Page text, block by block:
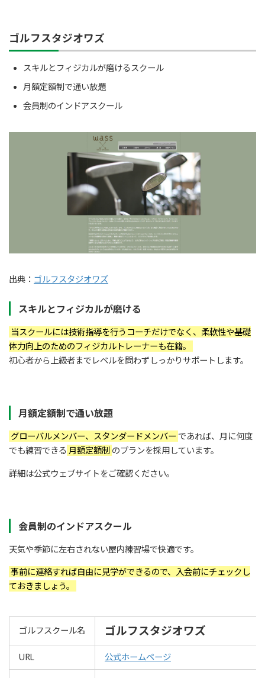
ゴルフスタジオワズ
スキルとフィジカルが磨けるスクール
月額定額制で通い放題
会員制のインドアスクール
出典： ゴルフスタジオワズ
スキルとフィジカルが磨ける
当スクールには技術指導を行うコーチだけでなく、柔軟性や基礎
体力向上のためのフィジカルトレーナーも在籍。
初心者から上級者までレベルを問わずしっかりサポートします。
月額定額制で通い放題
グローバルメンバー、スタンダードメンバー であれば、月に何度
でも練習できる 月額定額制 のプランを採用しています。
詳細は公式ウェブサイトをご確認ください。
会員制のインドアスクール
天気や季節に左右されない屋内練習場で快適です。
事前に連絡すれば自由に見学ができるので、入会前にチェックし
ておきましょう。
ゴルフスクール名 ゴルフスタジオワズ
URL 公式ホームページ